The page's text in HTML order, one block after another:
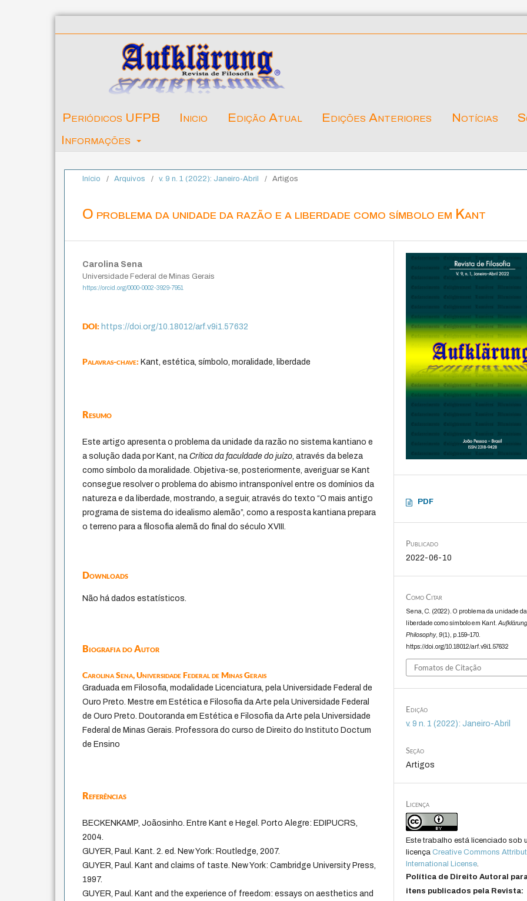
Periódicos UFPB Inicio Edição Atual Edições Anteriores Notícias
Informações
Início / Arquivos / v. 9 n. 1 (2022): Janeiro-Abril / Artigos
O problema da unidade da razão e a liberdade como símbolo em Kant
Carolina Sena
Universidade Federal de Minas Gerais
https://orcid.org/0000-0002-3929-7951
DOI:https://doi.org/10.18012/arf.v9i1.57632
Palavras-chave:Kant, estética, símbolo, moralidade, liberdade
Resumo
Este artigo apresenta o problema da unidade da razão no sistema kantiano e
a solução dada por Kant, naCrítica da faculdade do juízo, através da beleza
como símbolo da moralidade. Objetiva-se, posteriormente, averiguar se Kant
consegue resolver o problema do abismo intransponível entre os domínios da
natureza e da liberdade, mostrando, a seguir, através do texto “O mais antigo
programa de sistema do idealismo alemão”, como a resposta kantiana prepara
o terreno para a filosofia alemã do final do século XVIII.
Downloads
Não há dados estatísticos.
Biografia do Autor
Carolina Sena,Universidade Federal de Minas Gerais
Graduada em Filosofia, modalidade Licenciatura, pela Universidade Federal de
Ouro Preto. Mestre em Estética e Filosofia da Arte pela Universidade Federal
de Ouro Preto. Doutoranda em Estética e Filosofia da Arte pela Universidade
Federal de Minas Gerais. Professora do curso de Direito do Instituto Doctum
de Ensino
Referências
BECKENKAMP, Joãosinho. Entre Kant e Hegel. Porto Alegre: EDIPUCRS,
2004.
GUYER, Paul. Kant. 2. ed. New York: Routledge, 2007.
GUYER, Paul. Kant and claims of taste. New York: Cambridge University Press,
1997.
GUYER, Paul. Kant and the experience of freedom: essays on aesthetics and
PDF
Publicado
2022-06-10
Como Citar
Sena, C. (2022). O problema da unidade
liberdade como símbolo em Kant.
Philosophy,9(1), p.159–170.
https://doi.org/10.18012/arf.v9i1.57632
Fomatos de Citação
Edição
v. 9 n. 1 (2022): Janeiro-Abril
Seção
Artigos
Licença
Este trabalho está licenciado sob
licençaCreative Commons
International License.
Política de Direito Autoral
itens publicados pela Revista: